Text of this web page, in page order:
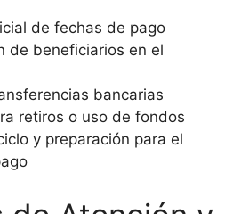
de fechas de pago
de beneficiarios en el
bancarias
retiros o uso de fondos
y preparación para el